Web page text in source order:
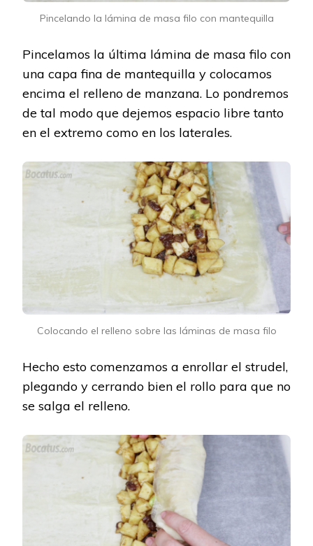
Pincelando la lámina de masa filo con mantequilla
Pincelamos la última lámina de masa filo con
una capa fina de mantequilla y colocamos
encima el relleno de manzana. Lo pondremos
de tal modo que dejemos espacio libre tanto
en el extremo como en los laterales.
Colocando el relleno sobre las láminas de masa filo
Hecho esto comenzamos a enrollar el strudel,
plegando y cerrando bien el rollo para que no
se salga el relleno.